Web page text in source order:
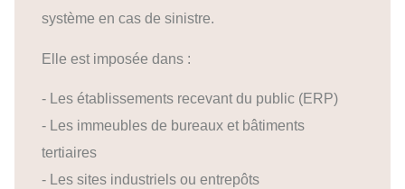
système en cas de sinistre.
Elle est imposée dans :
- Les établissements recevant du public (ERP)
- Les immeubles de bureaux et bâtiments
tertiaires
- Les sites industriels ou entrepôts